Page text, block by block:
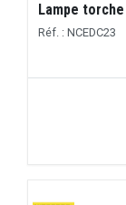
Lampe torche
Réf. : NCEDC23